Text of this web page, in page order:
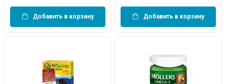
Добавить в корзину Добавить в корзину